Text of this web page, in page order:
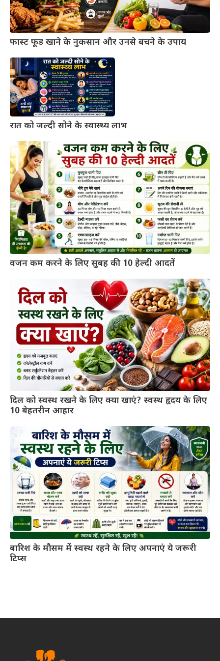
फास्ट फूड खाने के नुकसान और उनसे बचने के उपाय
रात को जल्दी सोने के स्वास्थ्य लाभ
वजन कम करने के लिए सुबह की 10 हेल्दी आदतें
दिल को स्वस्थ रखने के लिए क्या खाएं? स्वस्थ हृदय के लिए
10 बेहतरीन आहार
बारिश के मौसम में स्वस्थ रहने के लिए अपनाएं ये जरूरी
टिप्स